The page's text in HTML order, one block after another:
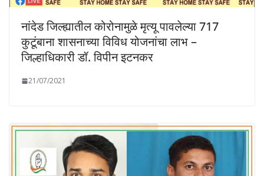
नांदेड जिल्ह्यातील कोरोनामुळे मृत्यू पावलेल्या 717
कुटूंबाना शासनाच्या विविध योजनांचा लाभ –
जिल्हाधिकारी डॉ. विपीन इटनकर
21/07/2021